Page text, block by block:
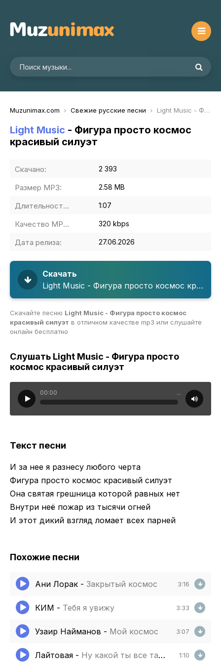
Muzunimax.com Свежие русские песни Light Music - Фигура просто космос красивый силуэт
Light Music - Фигура просто космос
красивый силуэт
Скачано: 2 393
Размер MP3: 2.58 MB
Длительность MP3: 1:07
Качество MP3: 320 kbps
Дата релиза: 27.06.2026
Скачать
Light Music - Фигура просто космос красивый силуэт
Скачайте песню Light Music - Фигура просто космос
красивый силуэт в отличном качестве mp3 или слушайте
онлайн бесплатно
Слушать Light Music - Фигура просто
космос красивый силуэт
00:00 ...
Текст песни
И за нее я разнесу любого черта
Фигура просто космос красивый силуэт
Она святая грешница которой равных нет
Внутри неё пожар из тысячи огней
И этот дикий взгляд ломает всех парней
Похожие песни
Ани Лорак - Закрытый космос 3:16
КИМ - Тебя я увижу 3:33
Узаир Найманов - Мой космос 3:07
Лайтовая - Ну какой ты все таки красивый 1:10